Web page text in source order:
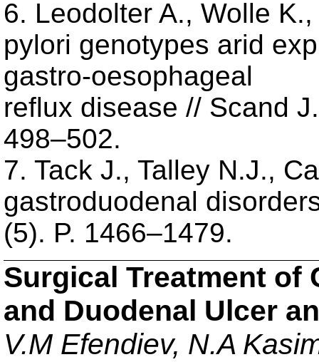
6. Leodolter A., Wolle
pylori genotypes arid
gastro-oesophageal
reflux disease // Scand
498–502.
7. Tack J., Talley N.J.,
gastroduodenal
(5). P. 1466–1479.
Surgical Treatment of
and Duodenal Ulcer
V.M Efendiev, N.A